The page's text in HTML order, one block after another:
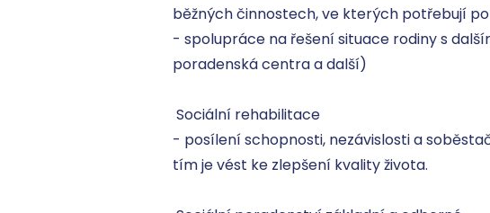
běžných činnostech, ve kterých potřebují
- spolupráce na řešení situace rodiny s
poradenská centra a další)
- posílení schopnosti, nezávislosti a
tím je vést ke zlepšení kvality života.